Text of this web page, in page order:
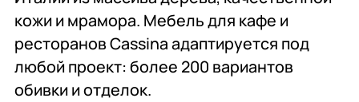
кожи и мрамора. Мебель для кафе и
ресторанов Cassina адаптируется под
любой проект: более 200 вариантов
обивки и отделок.